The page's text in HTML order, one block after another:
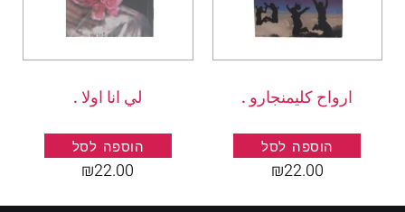
ارواح كليمنجارو .
הוספה לסל
₪22.00
لي انا اولا .
הוספה לסל
₪22.00